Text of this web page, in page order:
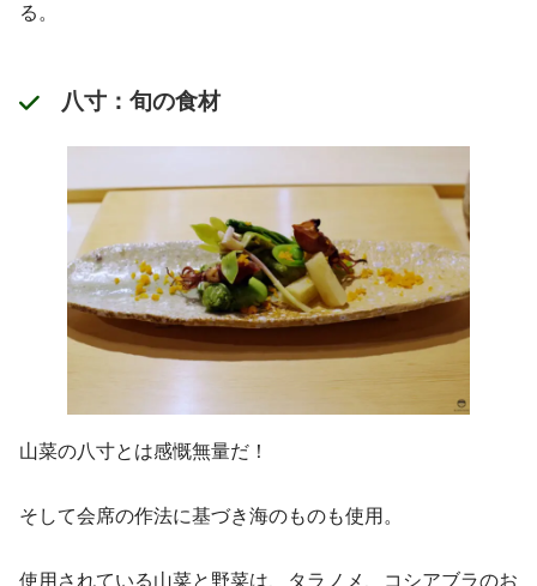
る。
八寸：旬の食材
山菜の八寸とは感慨無量だ！
そして会席の作法に基づき海のものも使用。
使用されている山菜と野菜は、タラノメ、コシアブラのお